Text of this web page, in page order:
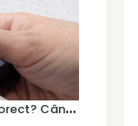
T
ouchscreen-ul nu mai răspunde corect? Când trebuie schimbat display-ul